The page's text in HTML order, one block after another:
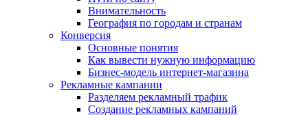
Внимательность
География по городам и странам
Конверсия
Основные понятия
Как вывести нужную информацию
Бизнес-модель интернет-магазина
Рекламные кампании
Разделяем рекламный трафик
Создание рекламных кампаний